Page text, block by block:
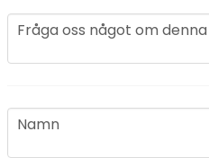
question
Fråga oss något om
name
Namn